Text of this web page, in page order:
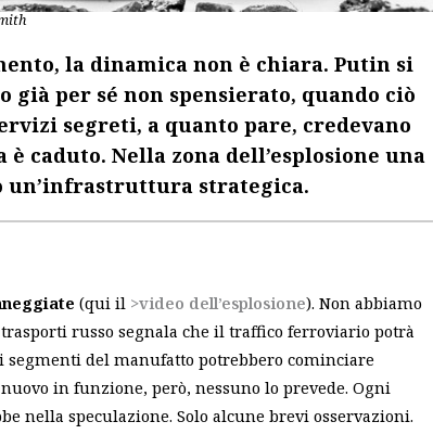
la dinamica non è chiara. Putin si
già per sé non spensierato, quando ciò
segreti, a quanto pare, credevano
caduto. Nella zona dell’esplosione una
un’infrastruttura strategica.
(qui il >video dell’esplosione). Non abbiamo
russo segnala che il traffico ferroviario potrà
del manufatto potrebbero cominciare
in funzione, però, nessuno lo prevede. Ogni
nella speculazione. Solo alcune brevi osservazioni.